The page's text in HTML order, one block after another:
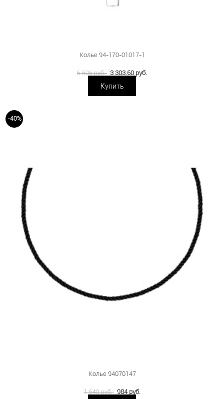
Колье 94-170-01017-1
5 506 руб. 3 303.60 руб.
Купить
-40%
Колье 94070147
1 640 руб. 984 руб.